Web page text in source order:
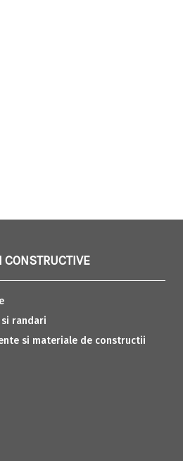
CONSTRUCTIVE
randari
si materiale de constructii